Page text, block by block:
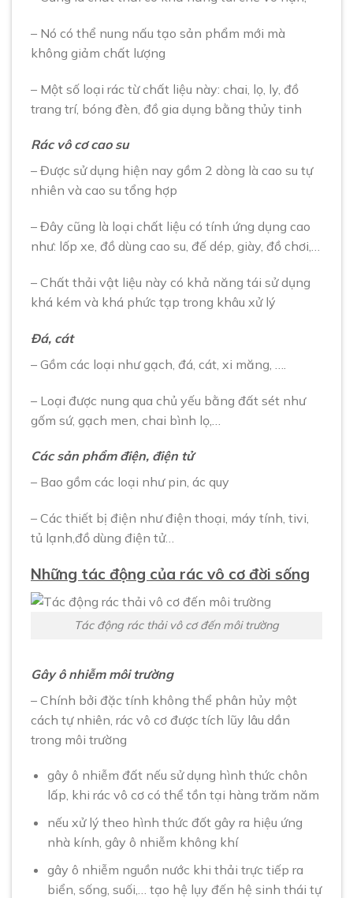
– Nó có thể nung nấu tạo sản phẩm mới mà
không giảm chất lượng
– Một số loại rác từ chất liệu này: chai, lọ, ly, đồ
trang trí, bóng đèn, đồ gia dụng bằng thủy tinh
Rác vô cơ cao su
– Được sử dụng hiện nay gồm 2 dòng là cao su tự
nhiên và cao su tổng hợp
– Đây cũng là loại chất liệu có tính ứng dụng cao
như: lốp xe, đồ dùng cao su, đế dép, giày, đồ chơi,…
– Chất thải vật liệu này có khả năng tái sử dụng
khá kém và khá phức tạp trong khâu xử lý
Đá, cát
– Gồm các loại như gạch, đá, cát, xi măng, ….
– Loại được nung qua chủ yếu bằng đất sét như
gốm sứ, gạch men, chai bình lọ,…
Các sản phẩm điện, điện tử
– Bao gồm các loại như pin, ác quy
– Các thiết bị điện như điện thoại, máy tính, tivi,
tủ lạnh,đồ dùng điện tử…
Những tác động của rác vô cơ đời sống
Tác động rác thải vô cơ đến môi trường
Gây ô nhiễm môi trường
– Chính bởi đặc tính không thể phân hủy một
cách tự nhiên, rác vô cơ được tích lũy lâu dần
trong môi trường
gây ô nhiễm đất nếu sử dụng hình thức chôn
lấp, khi rác vô cơ có thể tồn tại hàng trăm năm
nếu xử lý theo hình thức đốt gây ra hiệu ứng
nhà kính, gây ô nhiễm không khí
gây ô nhiễm nguồn nước khi thải trực tiếp ra
biển, sống, suối,… tạo hệ lụy đến hệ sinh thái tự